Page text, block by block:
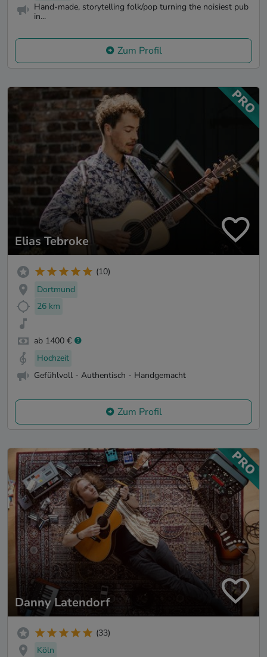
Hand-made, storytelling folk/pop turning the noisiest pub
in...
Zum Profil
Elias Tebroke
(10)
Dortmund
26 km
ab 1400 €
Hochzeit
Gefühlvoll - Authentisch - Handgemacht
Zum Profil
Danny Latendorf
(33)
Köln